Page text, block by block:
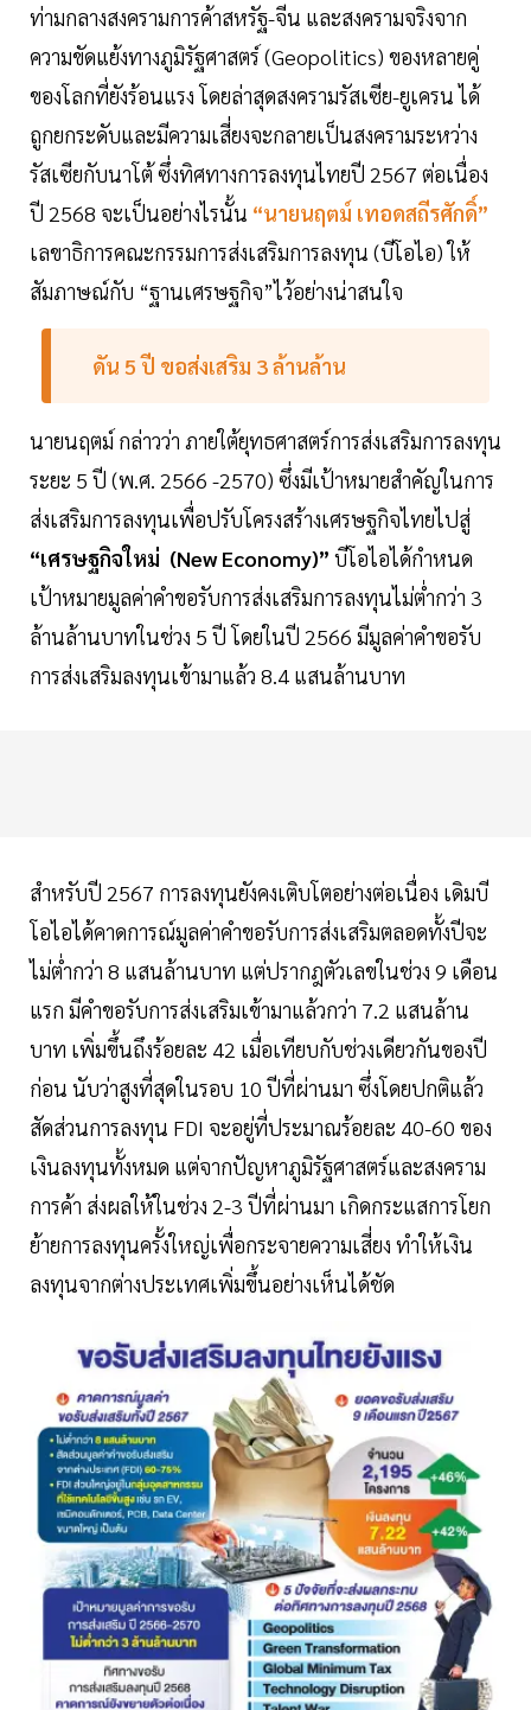
ท่ามกลางสงครามการค้าสหรัฐ-จีน และสงครามจริงจาก
ความขัดแย้งทางภูมิรัฐศาสตร์ (Geopolitics) ของหลายคู่
ของโลกที่ยังร้อนแรง โดยล่าสุดสงครามรัสเซีย-ยูเครน ได้
ถูกยกระดับและมีความเสี่ยงจะกลายเป็นสงครามระหว่าง
รัสเซียกับนาโต้ ซึ่งทิศทางการลงทุนไทยปี 2567 ต่อเนื่อง
ปี 2568 จะเป็นอย่างไรนั้น “นายนฤตม์ เทอดสถีรศักดิ์”
เลขาธิการคณะกรรมการส่งเสริมการลงทุน (บีโอไอ) ให้
สัมภาษณ์กับ “ฐานเศรษฐกิจ”ไว้อย่างน่าสนใจ
ดัน 5 ปี ขอส่งเสริม 3 ล้านล้าน
นายนฤตม์ กล่าวว่า ภายใต้ยุทธศาสตร์การส่งเสริมการลงทุน
ระยะ 5 ปี (พ.ศ. 2566 -2570) ซึ่งมีเป้าหมายสำคัญในการ
ส่งเสริมการลงทุนเพื่อปรับโครงสร้างเศรษฐกิจไทยไปสู่
“เศรษฐกิจใหม่ (New Economy)” บีโอไอได้กำหนด
เป้าหมายมูลค่าคำขอรับการส่งเสริมการลงทุนไม่ตํ่ากว่า 3
ล้านล้านบาทในช่วง 5 ปี โดยในปี 2566 มีมูลค่าคำขอรับ
การส่งเสริมลงทุนเข้ามาแล้ว 8.4 แสนล้านบาท
สำหรับปี 2567 การลงทุนยังคงเติบโตอย่างต่อเนื่อง เดิมบี
โอไอได้คาดการณ์มูลค่าคำขอรับการส่งเสริมตลอดทั้งปีจะ
ไม่ตํ่ากว่า 8 แสนล้านบาท แต่ปรากฎตัวเลขในช่วง 9 เดือน
แรก มีคำขอรับการส่งเสริมเข้ามาแล้วกว่า 7.2 แสนล้าน
บาท เพิ่มขึ้นถึงร้อยละ 42 เมื่อเทียบกับช่วงเดียวกันของปี
ก่อน นับว่าสูงที่สุดในรอบ 10 ปีที่ผ่านมา ซึ่งโดยปกติแล้ว
สัดส่วนการลงทุน FDI จะอยู่ที่ประมาณร้อยละ 40-60 ของ
เงินลงทุนทั้งหมด แต่จากปัญหาภูมิรัฐศาสตร์และสงคราม
การค้า ส่งผลให้ในช่วง 2-3 ปีที่ผ่านมา เกิดกระแสการโยก
ย้ายการลงทุนครั้งใหญ่เพื่อกระจายความเสี่ยง ทำให้เงิน
ลงทุนจากต่างประเทศเพิ่มขึ้นอย่างเห็นได้ชัด